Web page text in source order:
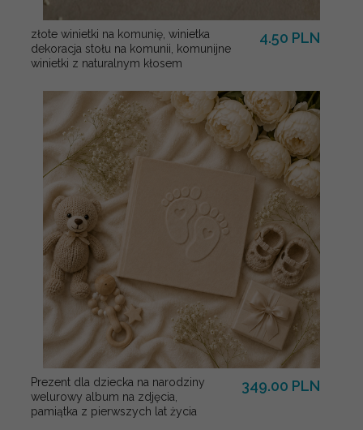
złote winietki na komunię, winietka
dekoracja stołu na komunii, komunijne
winietki z naturalnym kłosem
4.50 PLN
Prezent dla dziecka na narodziny
welurowy album na zdjęcia,
pamiątka z pierwszych lat życia
349.00 PLN